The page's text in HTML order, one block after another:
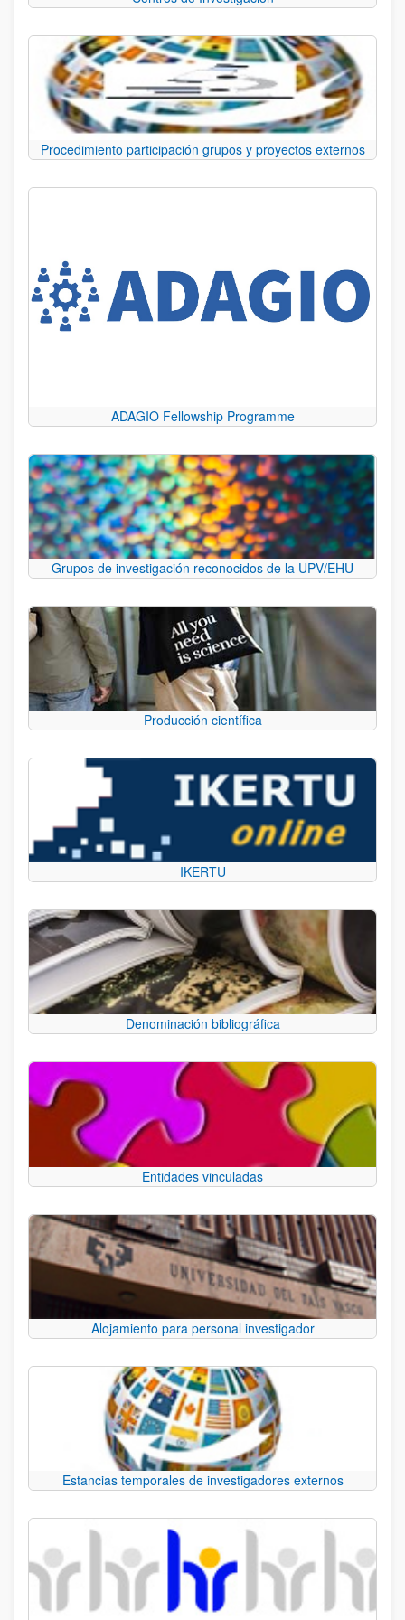
Procedimiento participación grupos y proyectos externos
ADAGIO Fellowship Programme
Grupos de investigación reconocidos de la UPV/EHU
Producción científica
IKERTU
Denominación bibliográfica
Entidades vinculadas
Alojamiento para personal investigador
Estancias temporales de investigadores externos